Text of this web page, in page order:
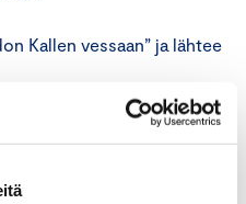
Kallen vessaan” ja lähtee
”Kallen kylpyhuoneessa
tuoksuja. Glade